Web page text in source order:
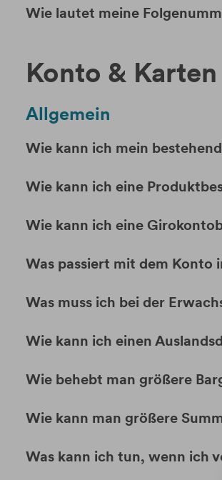
Wie lautet meine
Konto & Karten
Allgemein
Wie kann ich mein
Wie kann ich eine
Wie kann ich eine
Was passiert mit dem Konto
Was muss ich bei der
Wie kann ich einen
Wie behebt man größere
Wie kann man größere
Was kann ich tun, wenn ich